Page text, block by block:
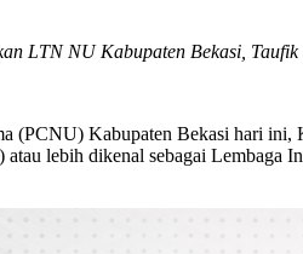
LTN NU Kabupaten Bekasi, Taufik
(PCNU) Kabupaten Bekasi hari ini,
lebih dikenal sebagai Lembaga